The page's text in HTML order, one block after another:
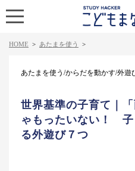
HOME > あたまを使う >
あたまを使う/からだを動かす/外遊
世界基準の子育て｜
ゃもったいない！ 子
る外遊び７つ